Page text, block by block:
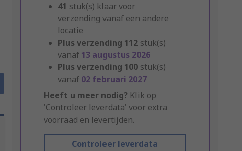
41 stuk(s) klaar voor
verzending vanaf een andere
locatie
Plus verzending 112 stuk(s)
vanaf 13 augustus 2026
Plus verzending 100 stuk(s)
vanaf 02 februari 2027
Heeft u meer nodig? Klik op
'Controleer leverdata' voor extra
voorraad en levertijden.
Controleer leverdata